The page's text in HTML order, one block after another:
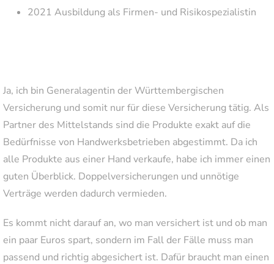
2021 Ausbildung als Firmen- und Risikospezialistin
Ja, ich bin Generalagentin der Württembergischen
Versicherung und somit nur für diese Versicherung tätig. Als
Partner des Mittelstands sind die Produkte exakt auf die
Bedürfnisse von Handwerksbetrieben abgestimmt. Da ich
alle Produkte aus einer Hand verkaufe, habe ich immer einen
guten Überblick. Doppelversicherungen und unnötige
Verträge werden dadurch vermieden.
Es kommt nicht darauf an, wo man versichert ist und ob man
ein paar Euros spart, sondern im Fall der Fälle muss man
passend und richtig abgesichert ist. Dafür braucht man einen